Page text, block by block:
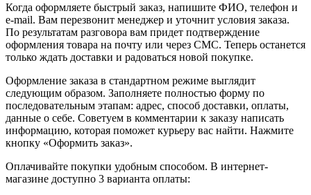
Когда оформляете быстрый заказ, напишите ФИО, телефон и
e-mail. Вам перезвонит менеджер и уточнит условия заказа.
По результатам разговора вам придет подтверждение
оформления товара на почту или через СМС. Теперь останется
только ждать доставки и радоваться новой покупке.
Оформление заказа в стандартном режиме выглядит
следующим образом. Заполняете полностью форму по
последовательным этапам: адрес, способ доставки, оплаты,
данные о себе. Советуем в комментарии к заказу написать
информацию, которая поможет курьеру вас найти. Нажмите
кнопку «Оформить заказ».
Оплачивайте покупки удобным способом. В интернет-
магазине доступно 3 варианта оплаты: